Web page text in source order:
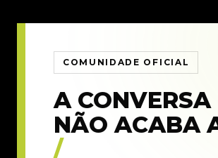
COMUNIDADE OFICIAL
A CONVERSA
NÃO ACABA
/